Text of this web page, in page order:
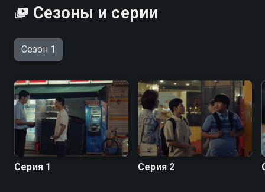
Сезоны и серии
Сезон 1
Серия 1 Серия 2